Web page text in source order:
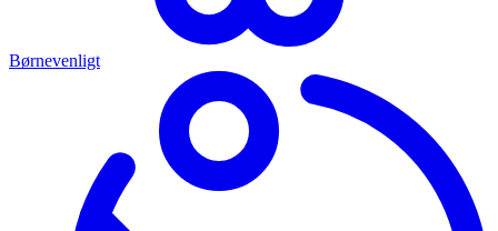
Børnevenligt